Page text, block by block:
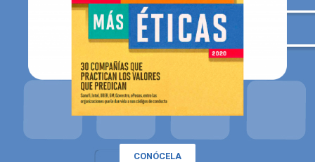
CONÓCELA